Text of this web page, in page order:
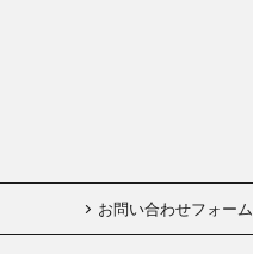
お問い合わせフォーム